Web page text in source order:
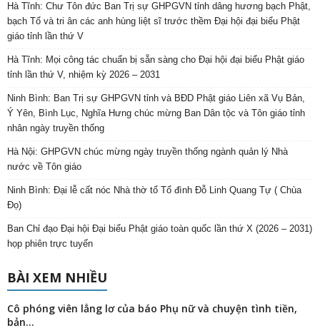
Hà Tĩnh: Chư Tôn đức Ban Trị sự GHPGVN tỉnh dâng hương bạch Phật,
bạch Tổ và tri ân các anh hùng liệt sĩ trước thềm Đại hội đại biểu Phật
giáo tỉnh lần thứ V
Hà Tĩnh: Mọi công tác chuẩn bị sẵn sàng cho Đại hội đại biểu Phật giáo
tỉnh lần thứ V, nhiệm kỳ 2026 – 2031
Ninh Bình: Ban Trị sự GHPGVN tỉnh và BĐD Phật giáo Liên xã Vụ Bản,
Ý Yên, Bình Lục, Nghĩa Hưng chúc mừng Ban Dân tộc và Tôn giáo tỉnh
nhân ngày truyền thống
Hà Nội: GHPGVN chúc mừng ngày truyền thống ngành quản lý Nhà
nước về Tôn giáo
Ninh Bình: Đại lễ cất nóc Nhà thờ tổ Tổ đình Đỗ Linh Quang Tự ( Chùa
Đọ)
Ban Chỉ đạo Đại hội Đại biểu Phật giáo toàn quốc lần thứ X (2026 – 2031)
họp phiên trực tuyến
BÀI XEM NHIỀU
Cô phóng viên lẳng lơ của báo Phụ nữ và chuyện tình tiền,
bản...